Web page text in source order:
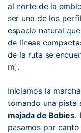
al norte de la
ser uno de los
espacio natural
de líneas
de la ruta se
m).
Iniciamos la
tomando una pista
majada de Bobies.
pasamos por